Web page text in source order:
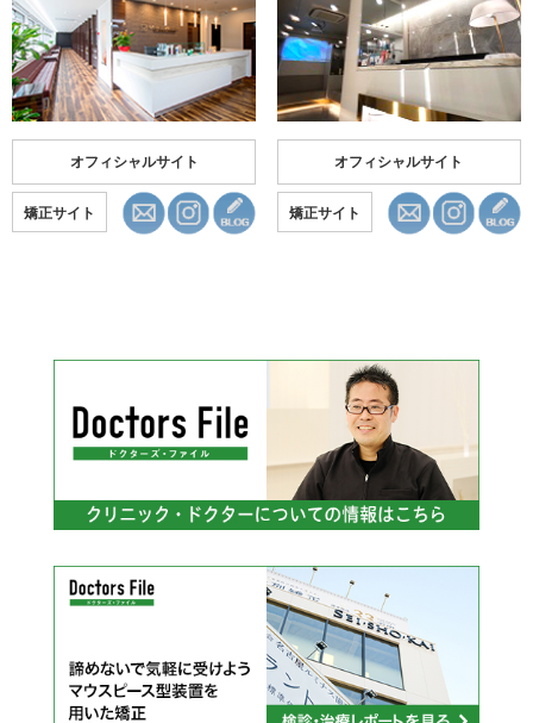
オフィシャルサイト
矯正サイト
オフィシャルサイト
矯正サイト